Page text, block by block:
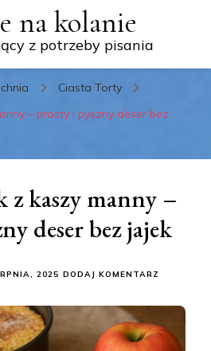
na kolanie
z potrzeby pisania
Ciasta Torty
– prosty i pyszny deser bez
z kaszy manny –
deser bez jajek
2025 DODAJ KOMENTARZ
KASZY
MANNY